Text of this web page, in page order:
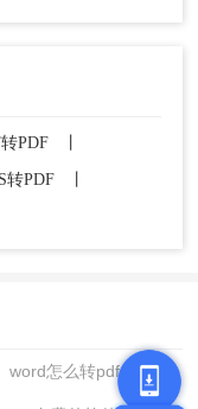
PDF
转PDF
word怎么转pdf